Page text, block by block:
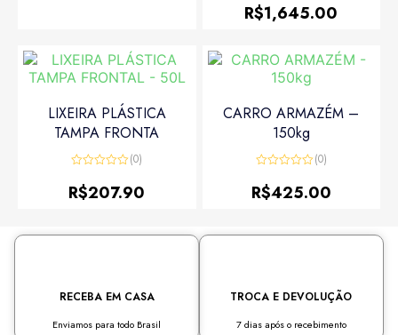
0
de
R$1,645.00
LIXEIRA PLÁSTICA
TAMPA FRONTA
0
de
(0)
R$207.90
CARRO ARMAZÉM –
150kg
0
de
(0)
R$425.00
RECEBA EM CASA
Enviamos para todo Brasil
TROCA E DEVOLUÇÃO
7 dias após o recebimento